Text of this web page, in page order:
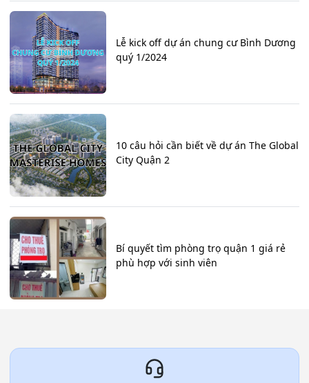
Lễ kick off dự án chung cư Bình Dương
quý 1/2024
10 câu hỏi cần biết về dự án The Global
City Quận 2
Bí quyết tìm phòng trọ quận 1 giá rẻ
phù hợp với sinh viên